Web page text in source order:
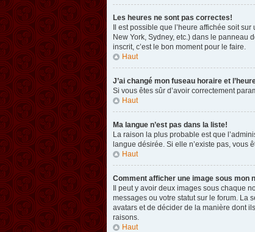
Les heures ne sont pas correctes!
Il est possible que l’heure affichée soit
New York, Sydney, etc.) dans le panneau
inscrit, c’est le bon moment pour le faire.
Haut
J’ai changé mon fuseau horaire et
Si vous êtes sûr d’avoir correctement
Haut
Ma langue n’est pas dans la liste!
La raison la plus probable est que
langue désirée. Si elle n’existe pas, vous
Haut
Comment afficher une image sous mon
Il peut y avoir deux images sous chaque
messages ou votre statut sur le forum. La
avatars et de décider de la manière dont
raisons.
Haut